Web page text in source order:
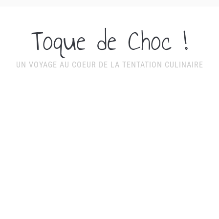
Toque de Choc !
UN VOYAGE AU COEUR DE LA TENTATION CULINAIRE